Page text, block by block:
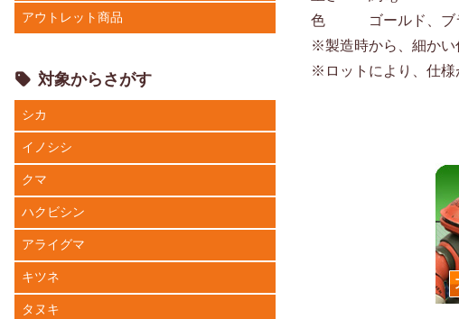
色 ゴールド、ブ
※製造時から、細かい
※ロットにより、仕様
アウトレット商品
対象からさがす
シカ
イノシシ
クマ
ハクビシン
アライグマ
キツネ
タヌキ